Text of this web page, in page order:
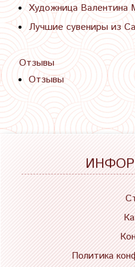
Художница Валентина
Лучшие сувениры из
Отзывы
Отзывы
Политика